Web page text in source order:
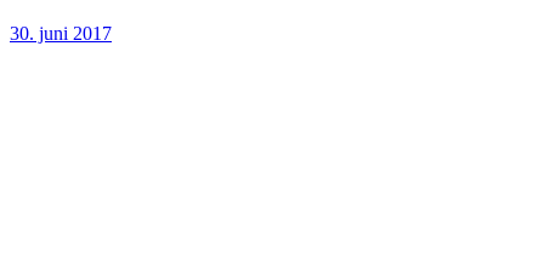
30. juni 2017